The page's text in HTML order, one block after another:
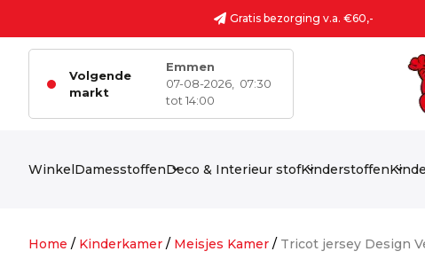
Gratis bezorging v.a. €60,-
Volgende
markt
Emmen
07-08-2026,
07:30
tot 14:00
WinkelDamesstoffenDeco & Interieur stofKinderstoffen
Home / Kinderkamer / Meisjes Kamer / Tricot jersey Design